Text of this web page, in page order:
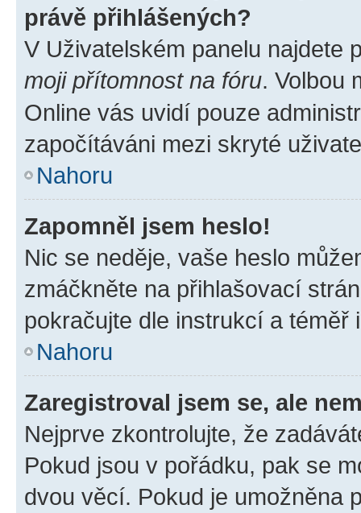
právě přihlášených?
V Uživatelském panelu najdete
moji přítomnost na fóru. Volbou
Online vás uvidí pouze
započítáváni mezi skryté
Nahoru
Zapomněl jsem heslo!
Nic se neděje, vaše heslo
zmáčkněte na přihlašovací
pokračujte dle instrukcí a téměř
Nahoru
Zaregistroval jsem se, ale
Nejprve zkontrolujte, že
Pokud jsou v pořádku, pak se
dvou věcí. Pokud je umožněna